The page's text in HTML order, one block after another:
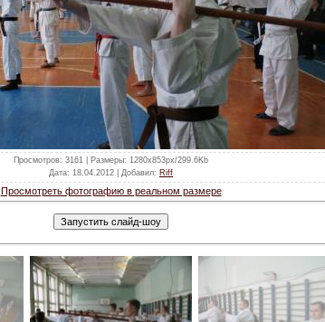
Просмотров: 3161 | Размеры: 1280x853px/299.6Kb
Дата: 18.04.2012 | Добавил: Riff
Просмотреть фотографию в реальном размере